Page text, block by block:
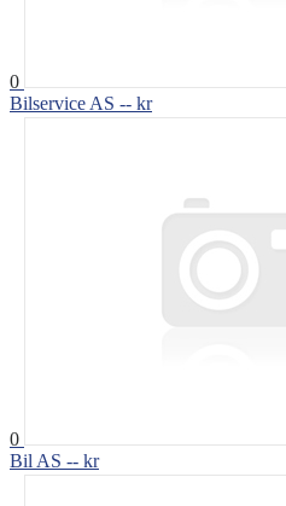
0
Bilservice AS -- kr
0
Bil AS -- kr